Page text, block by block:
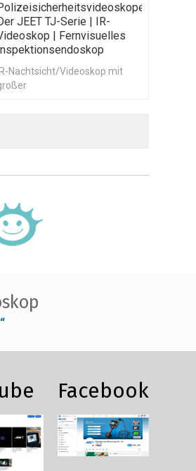
JEET TJ-Serie | IR-
| Fernvisuelles
Inspektionsendoskop
IR-Nachtsicht/Videoskop mit
Facebook